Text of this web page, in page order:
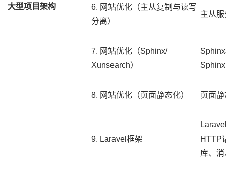
大型项目架构
6. 网站优化（主从复制与读写
分离）
主从
7. 网站优化（Sphinx/
Xunsearch）
8. 网站优化（页面静态化） 页面
9. Laravel框架
HTTP
库、